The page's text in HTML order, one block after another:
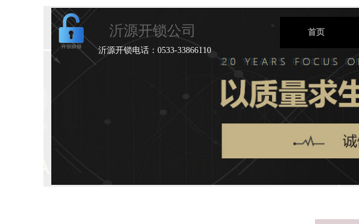
沂源开锁公司
沂源开锁电话：0533-33866110
首页